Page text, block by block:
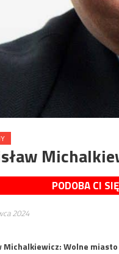
PODOBA CI
2024
Michalkiewicz: Wolne